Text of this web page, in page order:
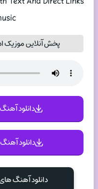
پخش آنلاین موزیک
دانلود آهنگ
دانلود آهنگ
دانلود آهنگ